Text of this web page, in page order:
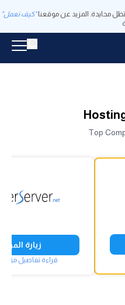
محايدة. المزيد عن موقعنا "كيف نعمل"
Top
زيارة
قراءة تفاصيل مزود